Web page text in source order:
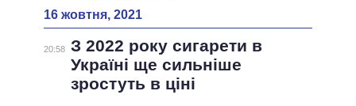
16 жовтня, 2021
20:58 З 2022 року сигарети в
Україні ще сильніше
зростуть в ціні